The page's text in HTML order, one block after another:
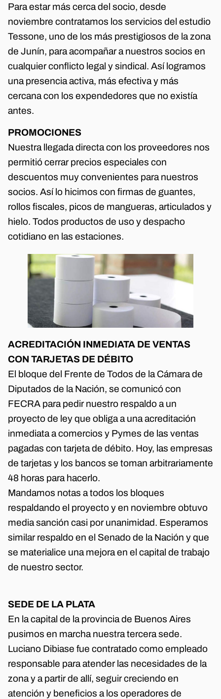
Para estar más cerca del socio, desde
noviembre contratamos los servicios del estudio
Tessone, uno de los más prestigiosos de la zona
de Junín, para acompañar a nuestros socios en
cualquier conflicto legal y sindical. Así logramos
una presencia activa, más efectiva y más
cercana con los expendedores que no existía
antes.
PROMOCIONES
Nuestra llegada directa con los proveedores nos
permitió cerrar precios especiales con
descuentos muy convenientes para nuestros
socios. Así lo hicimos con firmas de guantes,
rollos fiscales, picos de mangueras, articulados y
hielo. Todos productos de uso y despacho
cotidiano en las estaciones.
ACREDITACIÓN INMEDIATA DE VENTAS
CON TARJETAS DE DÉBITO
El bloque del Frente de Todos de la Cámara de
Diputados de la Nación, se comunicó con
FECRA para pedir nuestro respaldo a un
proyecto de ley que obliga a una acreditación
inmediata a comercios y Pymes de las ventas
pagadas con tarjeta de débito. Hoy, las empresas
de tarjetas y los bancos se toman arbitrariamente
48 horas para hacerlo.
Mandamos notas a todos los bloques
respaldando el proyecto y en noviembre obtuvo
media sanción casi por unanimidad. Esperamos
similar respaldo en el Senado de la Nación y que
se materialice una mejora en el capital de trabajo
de nuestro sector.
SEDE DE LA PLATA
En la capital de la provincia de Buenos Aires
pusimos en marcha nuestra tercera sede.
Luciano Dibiase fue contratado como empleado
responsable para atender las necesidades de la
zona y a partir de allí, seguir creciendo en
atención y beneficios a los operadores de